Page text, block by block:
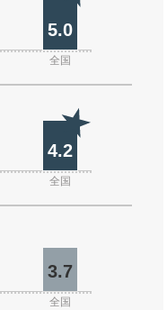
5.0
全国
4.2
全国
3.7
全国